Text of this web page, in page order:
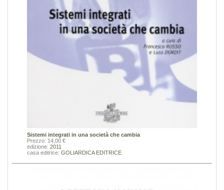
Sistemi integrati in una società che cambia
Prezzo: 14,00 €
edizione: 2011
casa editrice: GOLIARDICA EDITRICE